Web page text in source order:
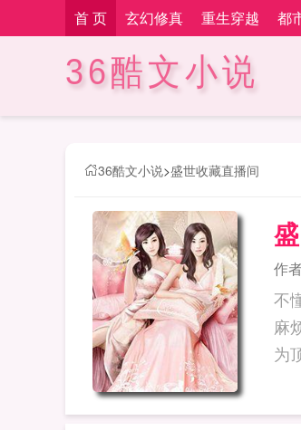
首 页 玄幻修真 重生穿越 都
36酷文小说
36酷文小说>盛世收藏直播间
作
不
麻